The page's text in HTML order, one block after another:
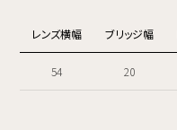
レンズ横幅 ブリッジ幅
54 20